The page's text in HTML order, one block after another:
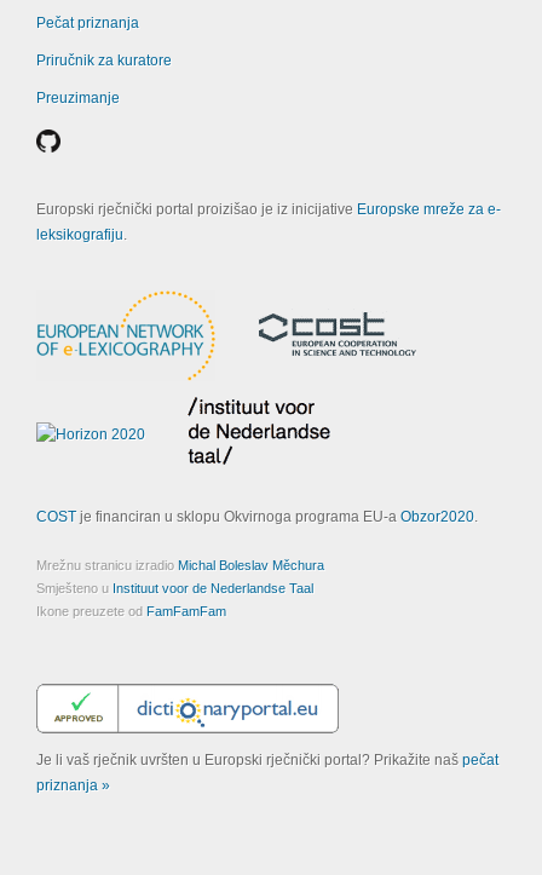
Pečat priznanja
Priručnik za kuratore
Preuzimanje
Europski rječnički portal proizišao je iz inicijative Europske mreže za e-
leksikografiju.
COSTje financiran u sklopu Okvirnoga programa EU-a Obzor2020.
Mrežnu stranicu izradio Michal Boleslav Měchura
Smješteno u Instituut voor de Nederlandse Taal
Ikone preuzete od FamFamFam
Je li vaš rječnik uvršten u Europski rječnički portal? Prikažite naš pečat
priznanja »